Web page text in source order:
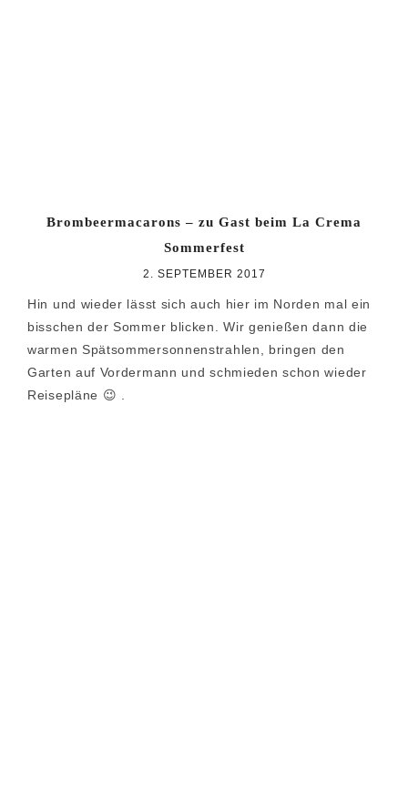
Brombeermacarons – zu Gast beim La Crema
Sommerfest
2. SEPTEMBER 2017
Hin und wieder lässt sich auch hier im Norden mal ein
bisschen der Sommer blicken. Wir genießen dann die
warmen Spätsommersonnenstrahlen, bringen den
Garten auf Vordermann und schmieden schon wieder
Reisepläne 😉 .